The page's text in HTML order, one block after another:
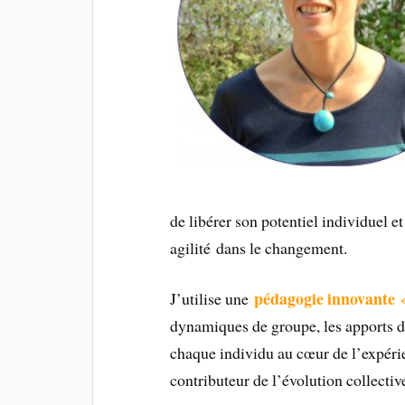
de libérer son potentiel individuel
agilité dans le changement.
J’utilise unepédagogie
dynamiques de groupe, les apports
chaque individu au cœur de
contributeur de l’évolution